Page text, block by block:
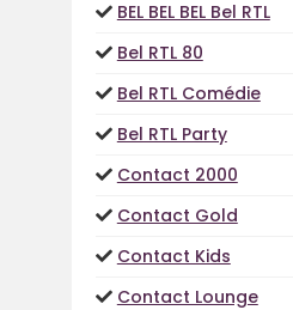
BEL BEL BEL Bel RTL
Bel RTL 80
Bel RTL Comédie
Bel RTL Party
Contact 2000
Contact Gold
Contact Kids
Contact Lounge